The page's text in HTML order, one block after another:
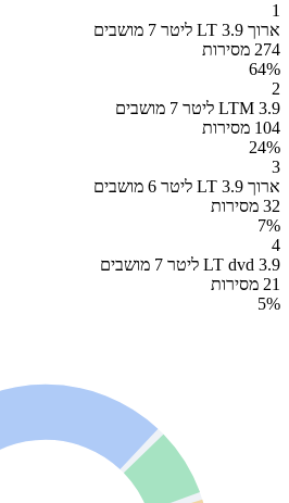
1
ארוך LT 3.9 ליטר 7 מושבים
274 מסירות
64%
2
LTM 3.9 ליטר 7 מושבים
104 מסירות
24%
3
ארוך LT 3.9 ליטר 6 מושבים
32 מסירות
7%
4
LT dvd 3.9 ליטר 7 מושבים
21 מסירות
5%